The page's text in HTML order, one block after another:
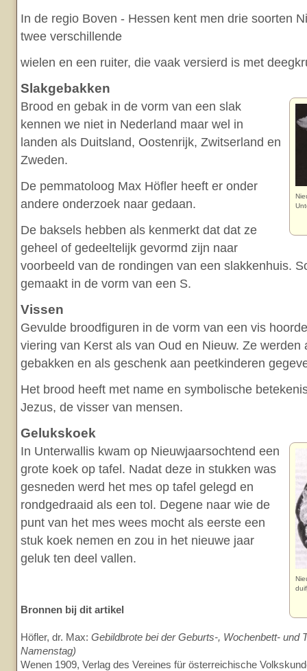
In de regio Boven - Hessen kent men drie soorten
twee verschillende
wielen en een ruiter, die vaak versierd is met
Slakgebakken
Brood en gebak in de vorm van een slak
kennen we niet in Nederland maar wel in
landen als Duitsland, Oostenrijk, Zwitserland en
Zweden.
De pemmatoloog Max Höfler heeft er onder
andere onderzoek naar gedaan.
De baksels hebben als kenmerkt dat dat ze
geheel of gedeeltelijk gevormd zijn naar
voorbeeld van de rondingen van een slakkenhuis.
gemaakt in de vorm van een S.
Vissen
Gevulde broodfiguren in de vorm van een vis
viering van Kerst als van Oud en Nieuw. Ze werden
gebakken en als geschenk aan peetkinderen
Het brood heeft met name en symbolische
Jezus, de visser van mensen.
Gelukskoek
In Unterwallis kwam op Nieuwjaarsochtend een
grote koek op tafel. Nadat deze in stukken was
gesneden werd het mes op tafel gelegd en
rondgedraaid als een tol. Degene naar wie de
punt van het mes wees mocht als eerste een
stuk koek nemen en zou in het nieuwe jaar
geluk ten deel vallen.
Bronnen bij dit artikel
Höfler, dr. Max: Gebildbrote bei der Geburts-, Wochenbett- und
Namenstag)
Wenen 1909, Verlag des Vereines für österreichische